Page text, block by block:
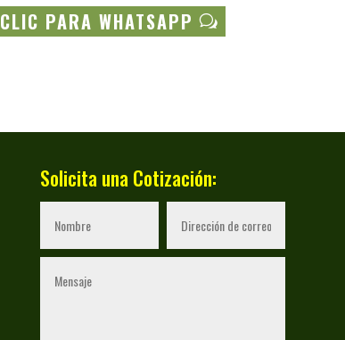
CLIC PARA WHATSAPP
Solicita una Cotización: